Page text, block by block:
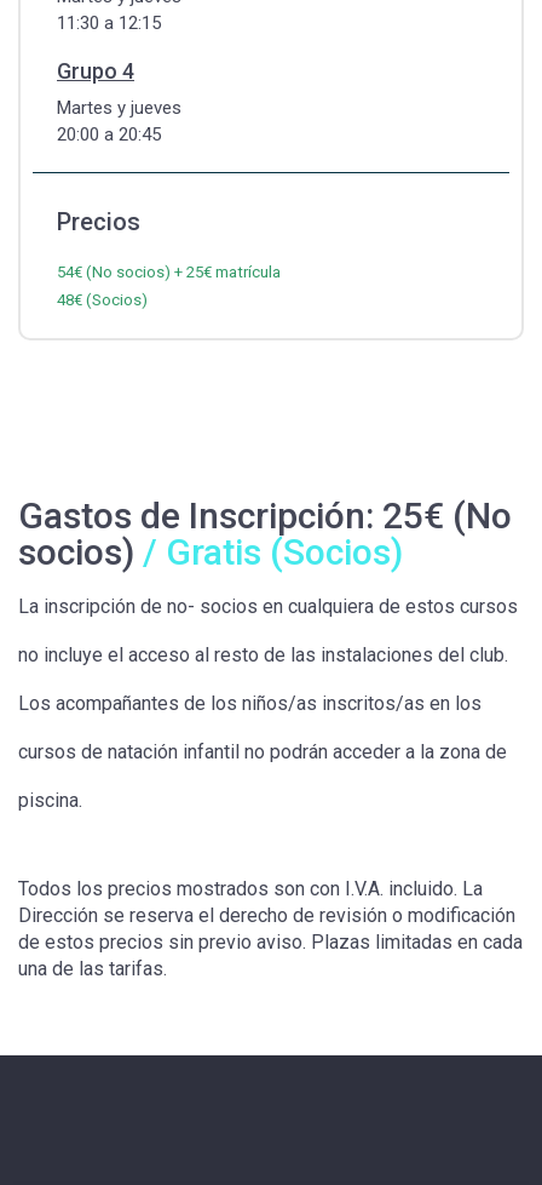
11:30 a 12:15
Grupo 4
Martes y jueves
20:00 a 20:45
Precios
54€ (No socios) + 25€ matrícula
48€ (Socios)
Gastos de Inscripción: 25€ (No
socios) / Gratis (Socios)
La inscripción de no- socios en cualquiera de estos cursos
no incluye el acceso al resto de las instalaciones del club.
Los acompañantes de los niños/as inscritos/as en los
cursos de natación infantil no podrán acceder a la zona de
piscina.
Todos los precios mostrados son con I.V.A. incluido. La
Dirección se reserva el derecho de revisión o modificación
de estos precios sin previo aviso. Plazas limitadas en cada
una de las tarifas.